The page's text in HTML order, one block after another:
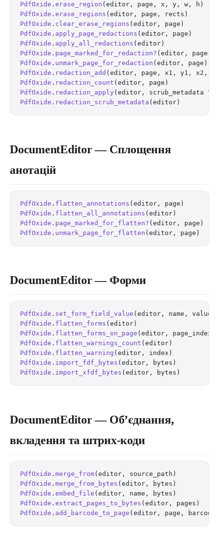
PdfOxide . erase_region (editor, page, x, y,
PdfOxide . erase_regions (editor, page,
PdfOxide . clear_erase_regions (editor,
PdfOxide . apply_page_redactions (editor,
PdfOxide . apply_all_redactions
PdfOxide . page_marked_for_redaction? (editor,
PdfOxide . unmark_page_for_redaction (editor,
PdfOxide . redaction_add (editor, page, x1, y1,
PdfOxide . redaction_count (editor,
PdfOxide . redaction_apply (editor, scrub_metadata \\
PdfOxide . redaction_scrub_metadata
DocumentEditor — Сплощення
анотацій
PdfOxide . flatten_annotations (editor, page)
PdfOxide . flatten_all_annotations (editor)
PdfOxide . page_marked_for_flatten? (editor, page)
PdfOxide . unmark_page_for_flatten (editor, page)
DocumentEditor — Форми
PdfOxide . set_form_field_value (editor, name,
PdfOxide . flatten_forms
PdfOxide . flatten_forms_on_page (editor,
PdfOxide . flatten_warnings_count
PdfOxide . flatten_warning (editor,
PdfOxide . import_fdf_bytes (editor,
PdfOxide . import_xfdf_bytes (editor,
DocumentEditor — Об’єднання,
вкладення та штрих-коди
PdfOxide . merge_from(editor,
PdfOxide . merge_from_bytes (editor,
PdfOxide . embed_file (editor, name,
PdfOxide . extract_pages_to_bytes (editor,
PdfOxide . add_barcode_to_page (editor, page,